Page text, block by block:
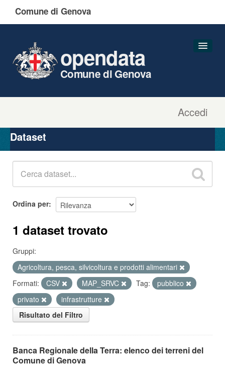
Comune di Genova
Accedi
opendata
Comune di Genova
Organizzazioni
Gruppi
Dataset
Ordina per
1 dataset trovato
Gruppi:
Agricoltura, pesca, silvicoltura e prodotti alimentari
Formati:
CSV MAP_SRVC Tag:
pubblico
privato
infrastrutture
Risultato del Filtro
Banca Regionale della Terra: elenco dei terreni del
Comune di Genova